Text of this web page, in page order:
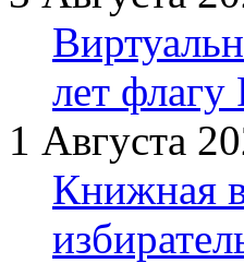
лет
1 Августа
Книжная